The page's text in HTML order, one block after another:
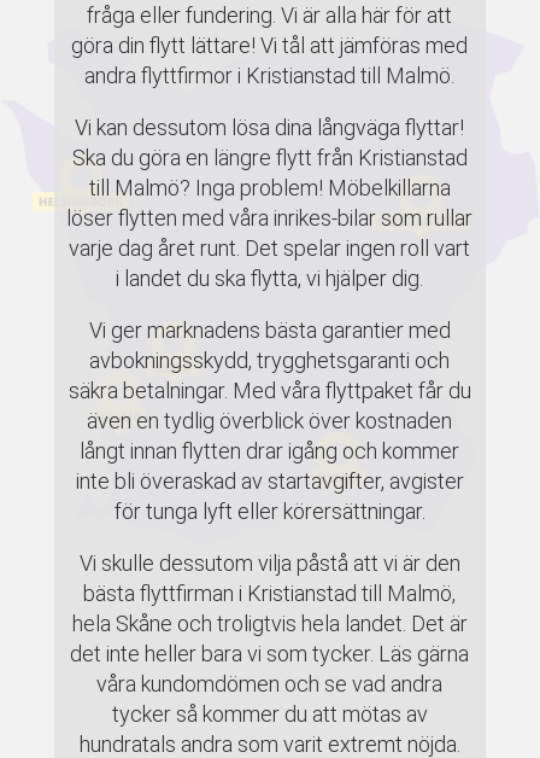
fråga eller fundering. Vi är alla här för att
göra din flytt lättare! Vi tål att jämföras med
andra flyttfirmor i Kristianstad till Malmö.
Vi kan dessutom lösa dina långväga flyttar!
Ska du göra en längre flytt från Kristianstad
till Malmö? Inga problem! Möbelkillarna
löser flytten med våra inrikes-bilar som rullar
varje dag året runt. Det spelar ingen roll vart
i landet du ska flytta, vi hjälper dig.
Vi ger marknadens bästa garantier med
avbokningsskydd, trygghetsgaranti och
säkra betalningar. Med våra flyttpaket får du
även en tydlig överblick över kostnaden
långt innan flytten drar igång och kommer
inte bli överaskad av startavgifter, avgister
för tunga lyft eller körersättningar.
Vi skulle dessutom vilja påstå att vi är den
bästa flyttfirman i Kristianstad till Malmö,
hela Skåne och troligtvis hela landet. Det är
det inte heller bara vi som tycker. Läs gärna
våra kundomdömen och se vad andra
tycker så kommer du att mötas av
hundratals andra som varit extremt nöjda.